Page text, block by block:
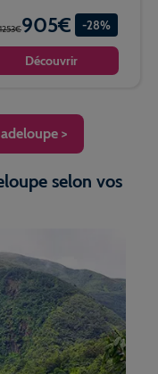
1253€905€ -28%
Découvrir
>
selon vos